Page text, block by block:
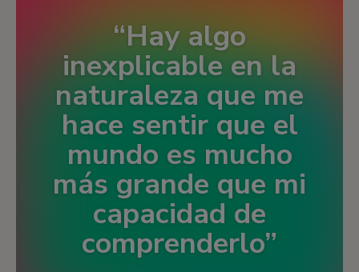
Hay algo
inexplicable en la
naturaleza que me
hace sentir que el
mundo es mucho
más grande que mi
capacidad de
comprenderlo